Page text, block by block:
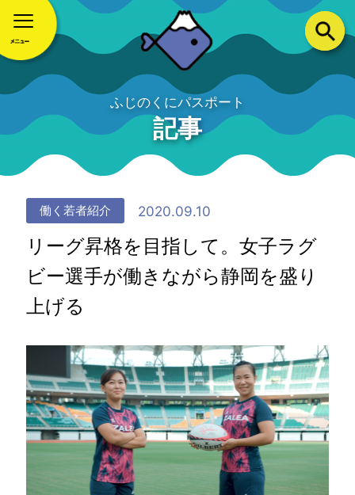
ふじのくにパスポート
記事
働く若者紹介 2020.09.10
リーグ昇格を目指して。女子ラグ
ビー選手が働きながら静岡を盛り
上げる